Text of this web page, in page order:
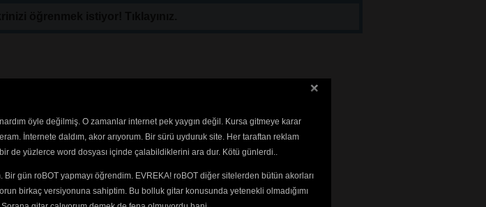
öyle değilmiş. O zamanlar internet pek yaygın değil. Kursa gitmeye karar
İnternete daldım, akor arıyorum. Bir sürü uyduruk site. Her taraftan reklam
de yüzlerce word dosyası içinde çalabildiklerini ara dur. Kötü günlerdi..
gün roBOT yapmayı öğrendim. EVREKA! roBOT diğer sitelerden bütün akorları
birkaç versiyonuna sahiptim. Bu bolluk gitar konusunda yetenekli olmadığımı